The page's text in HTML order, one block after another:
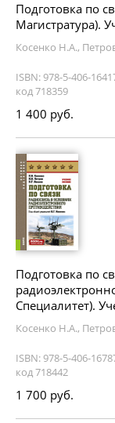
Подготовка по
Магистратура).
Косенко Н.А.,
ISBN: 978-5-406-
код 718359
1 400 руб.
Подготовка по
Специалитет).
Косенко Н.А.,
ISBN: 978-5-406-
код 718442
1 700 руб.